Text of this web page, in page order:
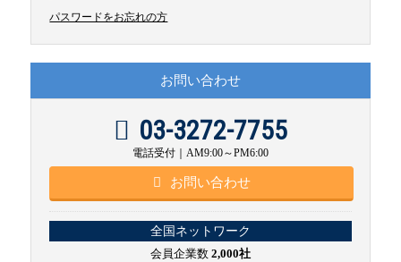
パスワードをお忘れの方
お問い合わせ
03-3272-7755
電話受付｜AM9:00～PM6:00
お問い合わせ
全国ネットワーク
会員企業数 2,000社